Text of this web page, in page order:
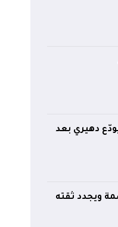
دهيري بعد
ويجدد ثقته